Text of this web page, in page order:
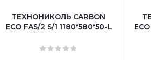
ТЕХНОНИКОЛЬ CARBON
ECO FAS/2 S/1 1180*580*50-L